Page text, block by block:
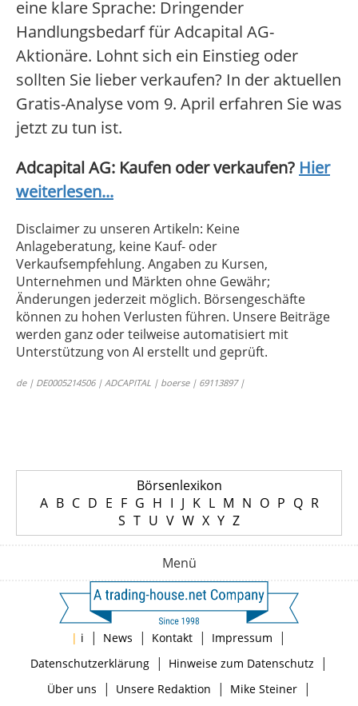
eine klare Sprache: Dringender
Handlungsbedarf für Adcapital AG-
Aktionäre. Lohnt sich ein Einstieg oder
sollten Sie lieber verkaufen? In der aktuellen
Gratis-Analyse vom 9. April erfahren Sie was
jetzt zu tun ist.
Adcapital AG: Kaufen oder verkaufen? Hier
weiterlesen...
Disclaimer zu unseren Artikeln: Keine
Anlageberatung, keine Kauf- oder
Verkaufsempfehlung. Angaben zu Kursen,
Unternehmen und Märkten ohne Gewähr;
Änderungen jederzeit möglich. Börsengeschäfte
können zu hohen Verlusten führen. Unsere Beiträge
werden ganz oder teilweise automatisiert mit
Unterstützung von AI erstellt und geprüft.
de | DE0005214506 | ADCAPITAL | boerse | 69113897 |
Börsenlexikon
A B C D E F G H I J K L M N O P Q R
S T U V W X Y Z
Menü
| i | News | Kontakt | Impressum |
Datenschutzerklärung| Hinweise zum Datenschutz |
Über uns | Unsere Redaktion | Mike Steiner|